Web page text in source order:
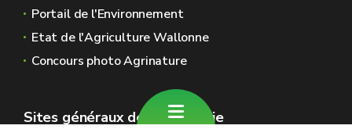
Portail de l'Environnement
Etat de l'Agriculture Wallonne
Concours photo Agrinature
Sites généraux de la Wallonie